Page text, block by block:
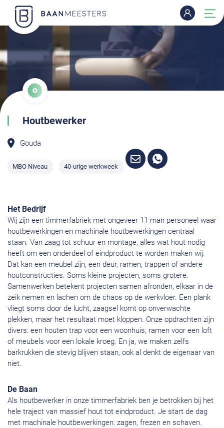
Houtbewerker
Gouda
MBO Niveau 40-urige werkweek
Het Bedrijf
Wij zijn een timmerfabriek met ongeveer 11 man personeel waar
houtbewerkingen en machinale houtbewerkingen centraal
staan. Van zaag tot schuur en montage, alles wat hout nodig
heeft om een onderdeel of eindproduct te worden maken wij.
Dat kan een meubel zijn, een deur, ramen, trappen of andere
houtconstructies. Soms kleine projecten, soms grotere.
Samenwerken betekent projecten samen afronden, elkaar in de
zeik nemen en lachen om de chaos op de werkvloer. Een plank
vliegt soms door de lucht, zaagsel komt op onverwachte
plekken, maar het resultaat moet kloppen. Onze opdrachten zijn
divers: een houten trap voor een woonhuis, ramen voor een loft
of meubels voor een lokale kroeg. En ja, we maken zelfs
barkrukken die stevig blijven staan, ook al denkt de eigenaar van
niet.
De Baan
Als houtbewerker in onze timmerfabriek ben je betrokken bij het
hele traject van massief hout tot eindproduct. Je start de dag
met machinale houtbewerkingen: zagen, frezen en schaven.